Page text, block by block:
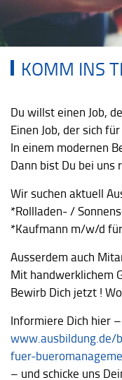
KOMM INS
Du willst einen Job,
Einen Job, der sich
In einem modernen
Dann bist Du bei uns
Wir suchen aktuell
*Rollladen- /
*Kaufmann m/w/d
Ausserdem auch
Mit handwerklichem
Bewirb Dich jetzt !
Informiere Dich hier –
fuer-
– und schicke uns